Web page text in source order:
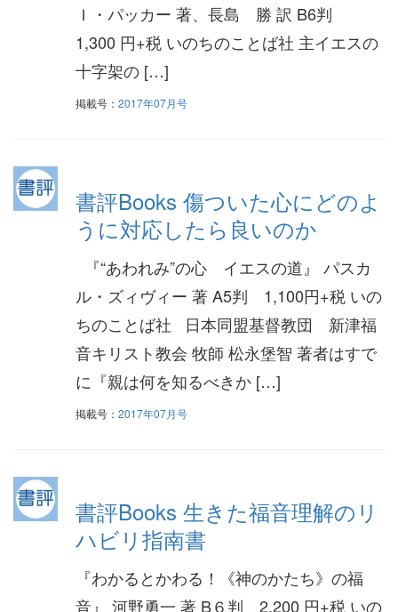
Ｉ・パッカー 著、長島 勝 訳 B6判
1,300 円+税 いのちのことば社 主イエスの
十字架の […]
掲載号： 2017年07月号
書評Books 傷ついた心にどのよ
うに対応したら良いのか
『“あわれみ”の心 イエスの道』 パスカ
ル・ズィヴィー 著 A5判 1,100円+税 いの
ちのことば社 日本同盟基督教団 新津福
音キリスト教会 牧師 松永堡智 著者はすで
に『親は何を知るべきか […]
掲載号： 2017年07月号
書評Books 生きた福音理解のリ
ハビリ指南書
『わかるとかわる！《神のかたち》の福
音』 河野勇一 著 B６判 2,200 円+税 いの